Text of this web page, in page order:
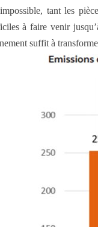
tant les
à faire venir
suffit à